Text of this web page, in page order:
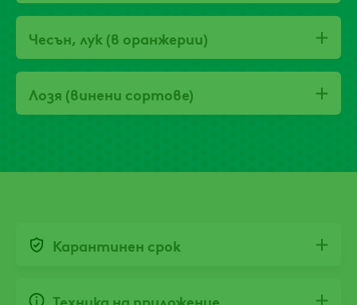
Чесън, лук (в оранжерии)
Лозя (винени сортове)
Карантинен срок
Техника на приложение